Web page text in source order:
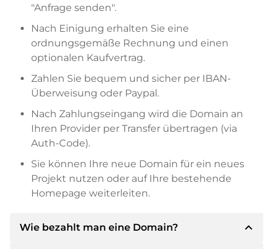
"Anfrage senden".
Nach Einigung erhalten Sie eine
ordnungsgemäße Rechnung und einen
optionalen Kaufvertrag.
Zahlen Sie bequem und sicher per IBAN-
Überweisung oder Paypal.
Nach Zahlungseingang wird die Domain an
Ihren Provider per Transfer übertragen (via
Auth-Code).
Sie können Ihre neue Domain für ein neues
Projekt nutzen oder auf Ihre bestehende
Homepage weiterleiten.
Wie bezahlt man eine Domain? expand_less